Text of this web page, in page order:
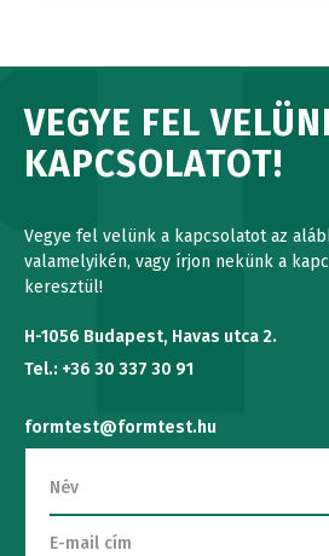
VEGYE FEL
KAPCSOLATOT!
Vegye fel velünk a kapcsolatot az
valamelyikén, vagy írjon nekünk a
keresztül!
H-1056 Budapest, Havas utca 2.
Tel.: +36 30 337 30 91
formtest@formtest.hu